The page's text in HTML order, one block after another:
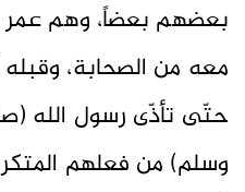
بعضهم بعضاً، وهم
حتّى تأذّى رسول الله
وسلم) من فعلهم